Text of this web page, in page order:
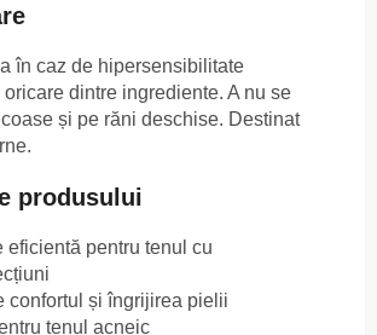
în caz de hipersensibilitate
dintre ingrediente. A nu se
și pe răni deschise. Destinat
produsului
eficientă pentru tenul cu
confortul și îngrijirea pielii
tenul acneic